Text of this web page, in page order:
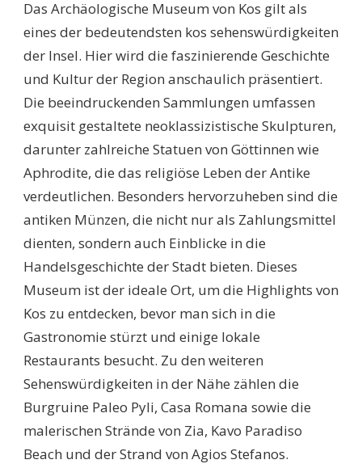
Das Archäologische Museum von Kos gilt als
eines der bedeutendsten kos sehenswürdigkeiten
der Insel. Hier wird die faszinierende Geschichte
und Kultur der Region anschaulich präsentiert.
Die beeindruckenden Sammlungen umfassen
exquisit gestaltete neoklassizistische Skulpturen,
darunter zahlreiche Statuen von Göttinnen wie
Aphrodite, die das religiöse Leben der Antike
verdeutlichen. Besonders hervorzuheben sind die
antiken Münzen, die nicht nur als Zahlungsmittel
dienten, sondern auch Einblicke in die
Handelsgeschichte der Stadt bieten. Dieses
Museum ist der ideale Ort, um die Highlights von
Kos zu entdecken, bevor man sich in die
Gastronomie stürzt und einige lokale
Restaurants besucht. Zu den weiteren
Sehenswürdigkeiten in der Nähe zählen die
Burgruine Paleo Pyli, Casa Romana sowie die
malerischen Strände von Zia, Kavo Paradiso
Beach und der Strand von Agios Stefanos.